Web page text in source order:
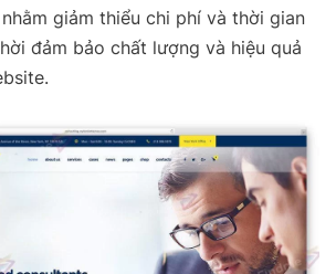
giảm thiểu chi phí và thời gian
đảm bảo chất lượng và hiệu quả